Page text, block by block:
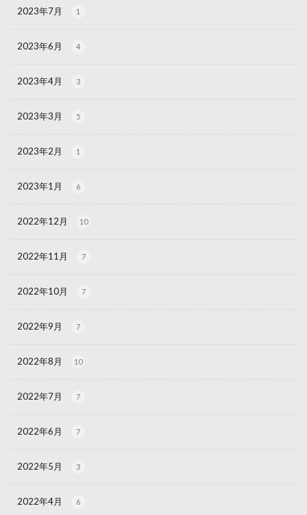
2023年7月 1
2023年6月 4
2023年4月 3
2023年3月 5
2023年2月 1
2023年1月 6
2022年12月 10
2022年11月 7
2022年10月 7
2022年9月 7
2022年8月 10
2022年7月 7
2022年6月 7
2022年5月 3
2022年4月 6